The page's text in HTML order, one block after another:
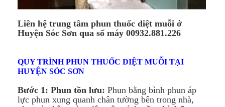
Liên hệ trung tâm phun thuốc diệt muỗi ở
Huyện Sóc Sơn qua số máy 00932.881.226
QUY TRÌNH PHUN THUỐC DIỆT MUỖI TẠI
HUYỆN SÓC SƠN
Bước 1: Phun tồn lưu: Phun bằng bình phun áp
lực phun xung quanh chân tường bên trong nhà,